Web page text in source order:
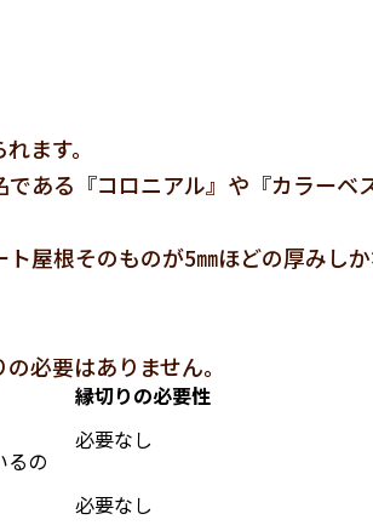
ます。
ある『コロニアル』や『カラーベ
屋根そのものが5㎜ほどの厚みし
必要はありません。
縁切りの必要性
るの
必要なし
必要なし